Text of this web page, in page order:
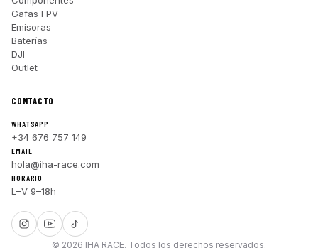
Gafas FPV
Emisoras
Baterías
DJI
Outlet
CONTACTO
WHATSAPP
+34 676 757 149
EMAIL
hola@iha-race.com
HORARIO
L–V 9–18h
© 2026 IHA RACE. Todos los derechos reservados.